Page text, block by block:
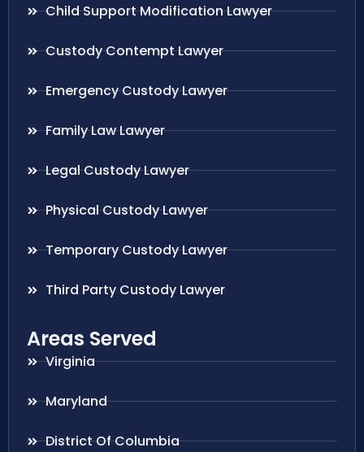
Child Support Modification Lawyer
Custody Contempt Lawyer
Emergency Custody Lawyer
Family Law Lawyer
Legal Custody Lawyer
Physical Custody Lawyer
Temporary Custody Lawyer
Third Party Custody Lawyer
Areas Served
Virginia
Maryland
District Of Columbia